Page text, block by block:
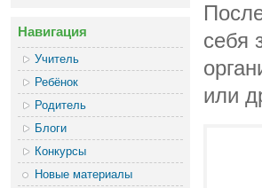
Навигация
Учитель
Ребёнок
Родитель
Блоги
Конкурсы
Новые материалы
себя
или